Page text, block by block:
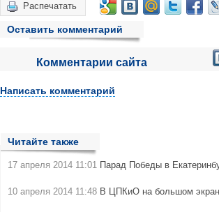
Распечатать
Оставить комментарий
Комментарии сайта
Написать комментарий
Читайте также
17 апреля 2014 11:01 Парад Победы в
10 апреля 2014 11:48 В ЦПКиО на большом